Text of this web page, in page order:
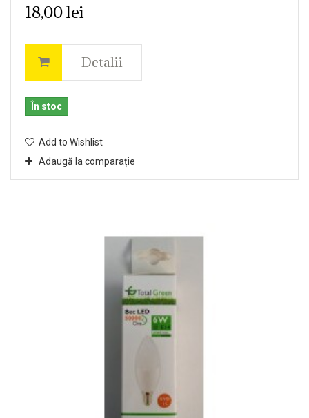
18,00 lei
Detalii
În stoc
Add to Wishlist
Adaugă la comparație